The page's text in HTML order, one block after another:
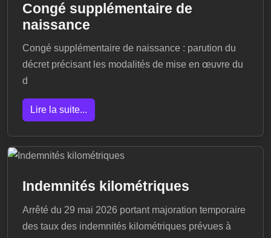
Congé supplémentaire de
naissance
Congé supplémentaire de naissance : parution du
décret précisant les modalités de mise en œuvre du
d
Lire la suite...
Indemnités kilométriques
Arrêté du 29 mai 2026 portant majoration temporaire
des taux des indemnités kilométriques prévues à